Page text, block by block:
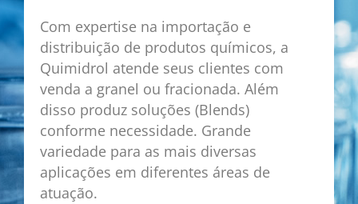
Com expertise na importação e
distribuição de produtos químicos, a
Quimidrol atende seus clientes com
venda a granel ou fracionada. Além
disso produz soluções (Blends)
conforme necessidade. Grande
variedade para as mais diversas
aplicações em diferentes áreas de
atuação.